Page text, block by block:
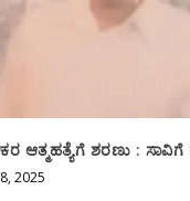
ಆತ್ಮಹತ್ಯೆಗೆ ಶರಣು : ಸಾವಿಗೆ
2025